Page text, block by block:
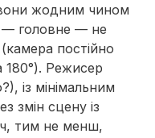
жодним чином
— головне — не
постійно
180°). Режисер
із мінімальним
змін сцену із
тим не менш,